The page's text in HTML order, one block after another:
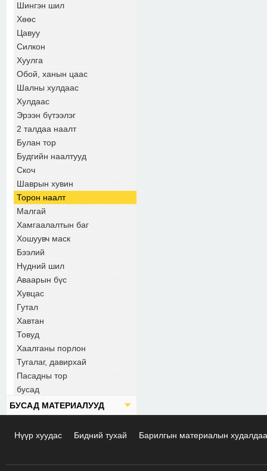
Шингэн шил
Хөөс
Цавуу
Силкон
Хуулга
Обой, ханын цаас
Шалны хулдаас
Хулдаас
Эрээн бүтээлэг
2 талдаа наалт
Булан тор
Будгийн наалтууд
Скоч
Шаврын хувин
Торон наалт
Малгай
Хамгаалалтын баг
Хошуувч маск
Бээлий
Нүдний шил
Аваарын бүс
Хувцас
Гутал
Хавтан
Товуд
Хаалганы порлон
Тугалаг, давирхай
Пасадны тор
бусад
БУСАД МАТЕРИАЛУУД
Нүүр хуудас Бидний тухай Барилгын материалын